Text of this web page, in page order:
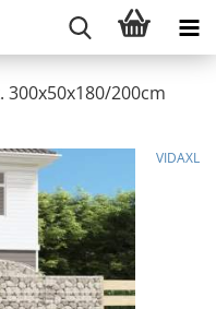
200cm
VIDAXL